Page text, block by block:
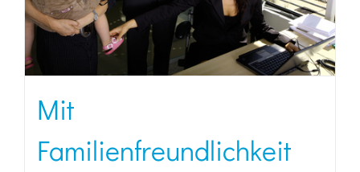
Mit
Familienfreundlichkeit